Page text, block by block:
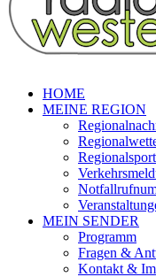
HOME
MEINE REGION
Regionalsport
MEIN SENDER
Programm
Fragen &
Kontakt &